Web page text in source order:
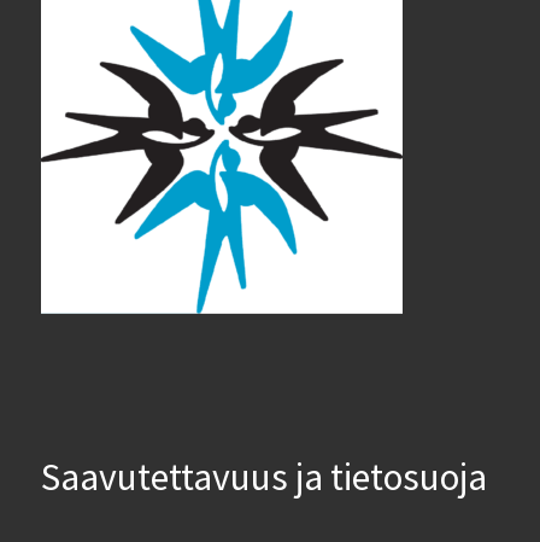
Saavutettavuus ja tietosuoja